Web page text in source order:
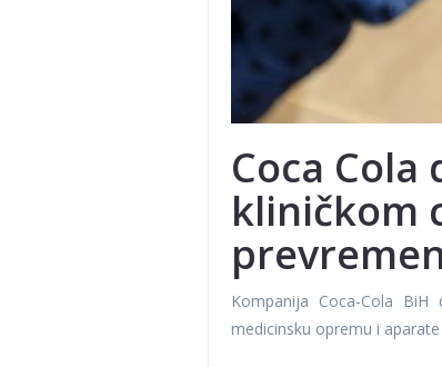
Coca
kliničkom
Kompanija Coca-Cola
medicinsku opremu i